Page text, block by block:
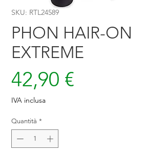
SKU: RTL24589
PHON HAIR-ON
EXTREME
42,90 €
IVA inclusa
Quantità *